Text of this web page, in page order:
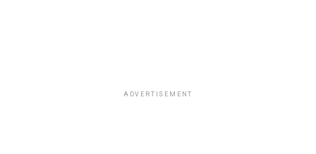
ADVERTISEMENT